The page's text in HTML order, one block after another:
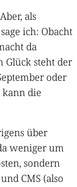
als
ich: Obacht
da
Glück steht der
oder
kann die
über
weniger um
sondern
CMS (also